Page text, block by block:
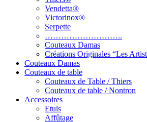
Vendetta®
Victorinox®
Serpette
………………………..
Couteaux Damas
Créations Originales “Les
Couteaux Damas
Couteaux de table
Couteaux de Table / Thiers
Couteaux de table / Nontron
Accessoires
Etuis
Affûtage